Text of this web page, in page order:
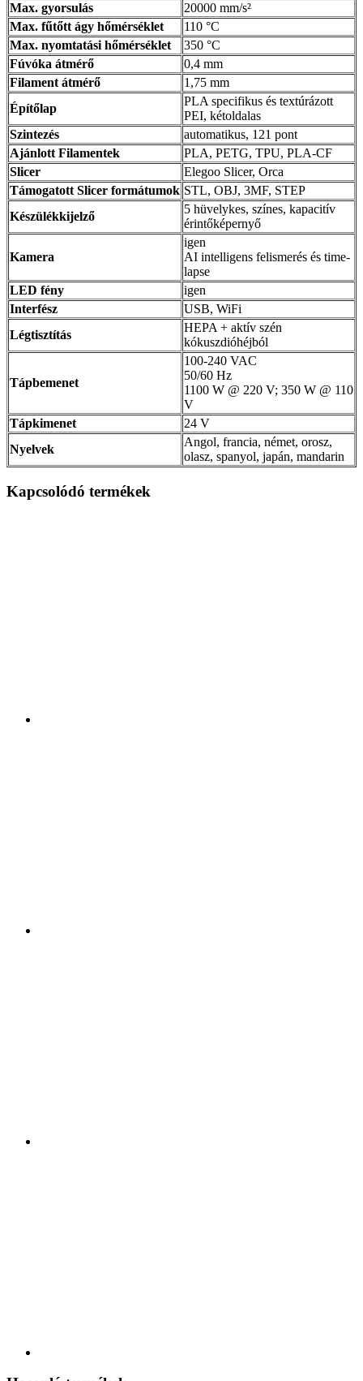
Max. gyorsulás
20000 mm/s²
Max. fűtőtt ágy hőmérséklet
110 °C
Max. nyomtatási hőmérséklet
350 °C
Fúvóka átmérő
0,4 mm
Filament átmérő
1,75 mm
Építőlap
PLA specifikus és textúrázott
PEI, kétoldalas
Szintezés
automatikus, 121 pont
Ajánlott Filamentek
PLA, PETG, TPU, PLA-CF
Slicer
Elegoo Slicer, Orca
Támogatott Slicer formátumok STL, OBJ, 3MF, STEP
Készülékkijelző
5 hüvelykes, színes, kapacitív
érintőképernyő
Kamera
igen
AI intelligens felismerés és time-
lapse
LED fény
igen
Interfész
USB, WiFi
Légtisztítás
HEPA + aktív szén
kókuszdióhéjból
Tápbemenet
100-240 VAC
50/60 Hz
1100 W @ 220 V; 350 W @ 110
V
Tápkimenet
24 V
Nyelvek
Angol, francia, német, orosz,
olasz, spanyol, japán, mandarin
Kapcsolódó termékek